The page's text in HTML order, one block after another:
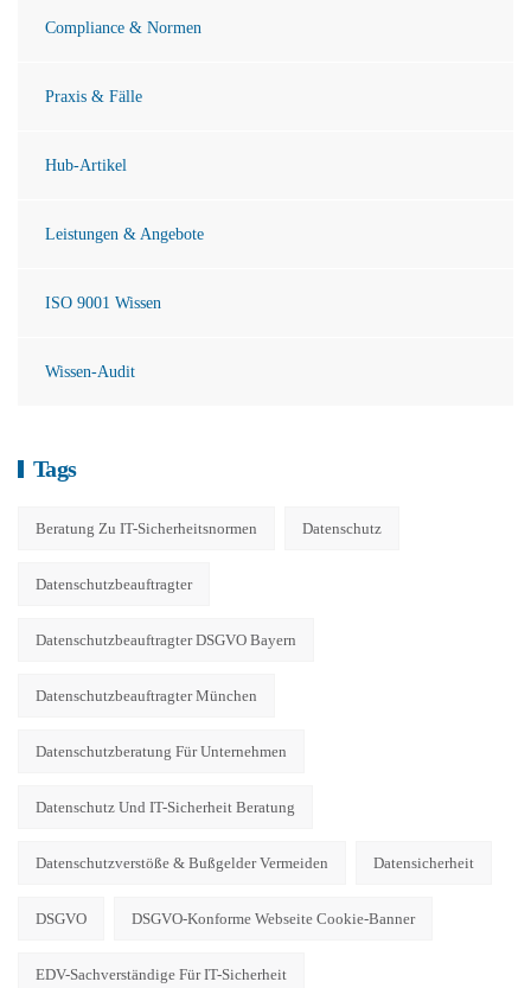
Compliance & Normen
Praxis & Fälle
Hub-Artikel
Leistungen & Angebote
ISO 9001 Wissen
Wissen-Audit
Tags
Beratung Zu IT-Sicherheitsnormen Datenschutz
Datenschutzbeauftragter
Datenschutzbeauftragter DSGVO Bayern
Datenschutzbeauftragter München
Datenschutzberatung Für Unternehmen
Datenschutz Und IT-Sicherheit Beratung
Datenschutzverstöße & Bußgelder Vermeiden Datensicherheit
DSGVO DSGVO-Konforme Webseite Cookie-Banner
EDV-Sachverständige Für IT-Sicherheit